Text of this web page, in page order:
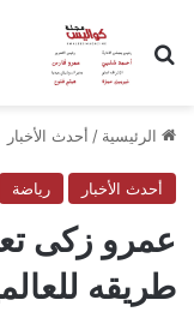
بحث عن
الرئيسية / أحدث الأخبار
أحدث الأخبار رياضة
عمرو زكى
طريقه